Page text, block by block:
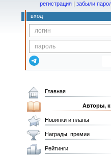
регистрация | забыли
вход
Главная
Авторы,
Новинки и планы
Награды, премии
Рейтинги